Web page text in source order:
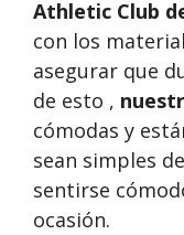
Athletic Club
con los
asegurar que
de esto ,
cómodas y
sean simples
sentirse
ocasión.